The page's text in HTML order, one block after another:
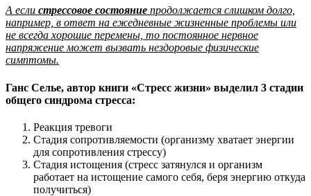
А если стрессовое состояние продолжается слишком долго,
например, в ответ на ежедневные жизненные проблемы или
не всегда хорошие перемены, то постоянное нервное
напряжение может вызвать нездоровые физические
симптомы.
Ганс Селье, автор книги «Стресс жизни» выделил 3 стадии
общего синдрома стресса:
Реакция тревоги
Стадия сопротивляемости (организму хватает энергии
для сопротивления стрессу)
Стадия истощения (стресс затянулся и организм
работает на истощение самого себя, беря энергию откуда
получиться)